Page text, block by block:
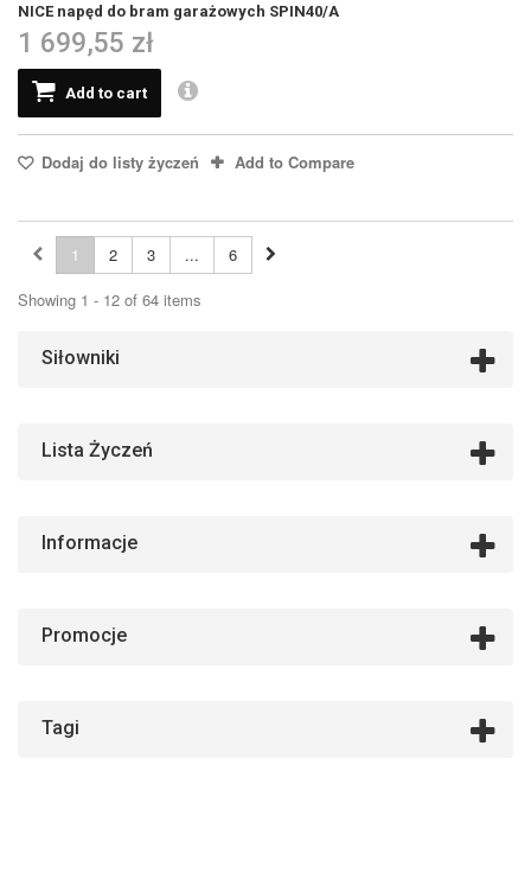
NICE napęd do bram garażowych SPIN40/A
1 699,55 zł
Add to cart
Dodaj do listy życzeń Add to Compare
1 2 3 ...
6
Showing 1 - 12 of 64 items
Siłowniki
Lista Życzeń
Informacje
Promocje
Tagi